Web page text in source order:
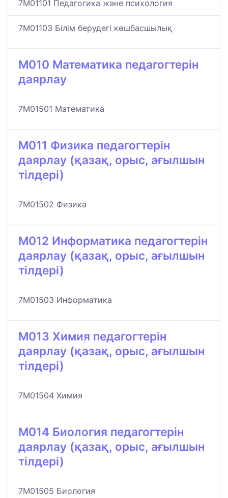
7M01101 Педагогика және психология
7M01103 Білім берудегі көшбасшылық
M010 Математика педагогтерін
даярлау
7M01501 Математика
M011 Физика педагогтерін
даярлау (қазақ, орыс, ағылшын
тілдері)
7M01502 Физика
M012 Информатика педагогтерін
даярлау (қазақ, орыс, ағылшын
тілдері)
7M01503 Информатика
M013 Химия педагогтерін
даярлау (қазақ, орыс, ағылшын
тілдері)
7M01504 Химия
M014 Биология педагогтерін
даярлау (қазақ, орыс, ағылшын
тілдері)
7M01505 Биология